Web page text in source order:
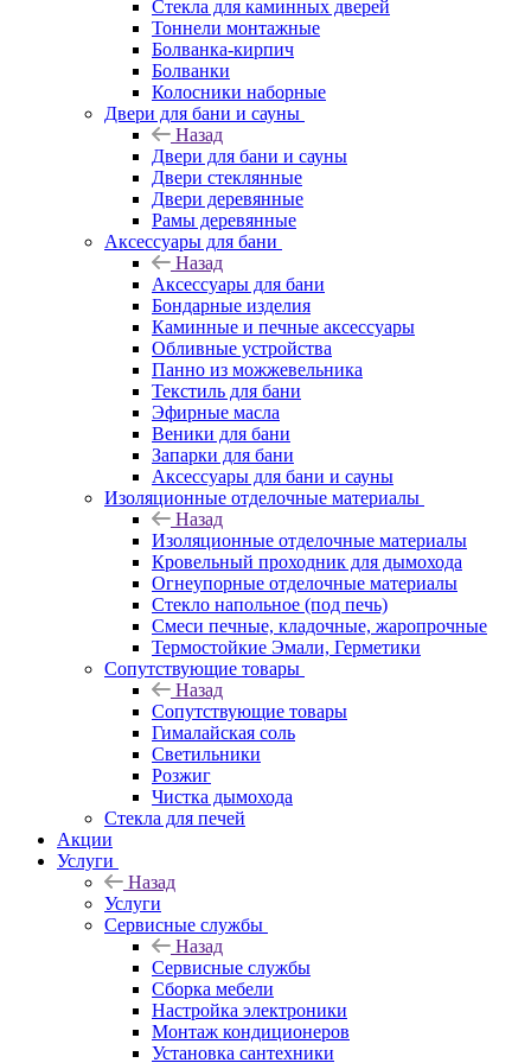
Стекла для каминных дверей
Тоннели монтажные
Болванка-кирпич
Болванки
Колосники наборные
Двери для бани и сауны
Назад
Двери для бани и сауны
Двери стеклянные
Двери деревянные
Рамы деревянные
Аксессуары для бани
Назад
Аксессуары для бани
Бондарные изделия
Каминные и печные аксессуары
Обливные устройства
Панно из можжевельника
Текстиль для бани
Эфирные масла
Веники для бани
Запарки для бани
Аксессуары для бани и сауны
Изоляционные отделочные материалы
Назад
Изоляционные отделочные материалы
Кровельный проходник для дымохода
Огнеупорные отделочные материалы
Стекло напольное (под печь)
Смеси печные, кладочные, жаропрочные
Термостойкие Эмали, Герметики
Сопутствующие товары
Назад
Сопутствующие товары
Гималайская соль
Светильники
Розжиг
Чистка дымохода
Стекла для печей
Акции
Услуги
Назад
Услуги
Сервисные службы
Назад
Сервисные службы
Сборка мебели
Настройка электроники
Монтаж кондиционеров
Установка сантехники